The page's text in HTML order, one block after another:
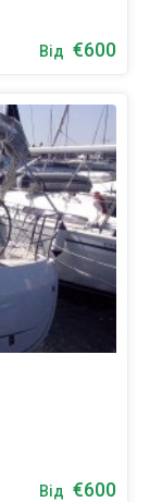
Від €600
Від €600